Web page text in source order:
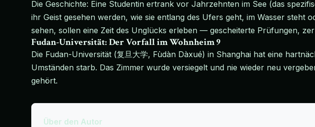
Die Geschichte: Eine Studentin ertrank vor Jahrzehnten im See (das
ihr Geist gesehen werden, wie sie entlang des Ufers geht, im Wasser steht
sehen, sollen eine Zeit des Unglücks erleben — gescheiterte Prüfungen,
Fudan-Universität: Der Vorfall im Wohnheim 9
Die Fudan-Universität (复旦大学, Fùdàn Dàxué) in Shanghai hat eine
Umständen starb. Das Zimmer wurde versiegelt und nie wieder neu
gehört.
Über den Autor